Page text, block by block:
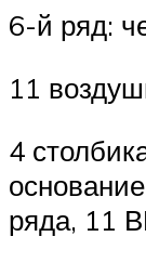
6-й ряд:
11
4
ряда, 11